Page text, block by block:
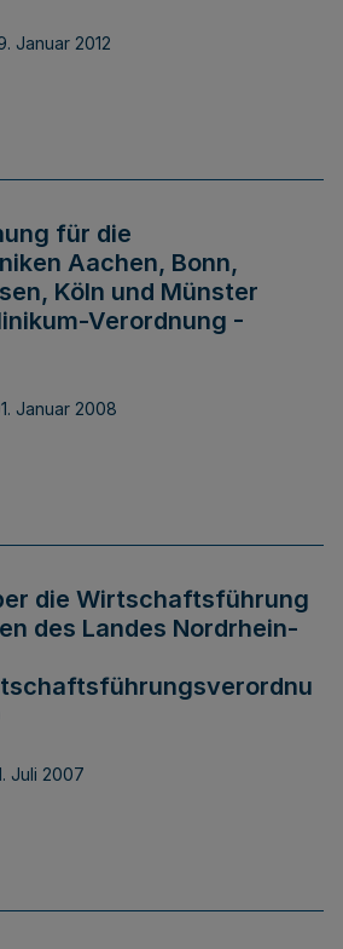
Januar 2012
für die
Aachen, Bonn,
Köln und Münster
Verordnung -
Januar 2008
die Wirtschaftsführung
des Landes Nordrhein-
Juli 2007